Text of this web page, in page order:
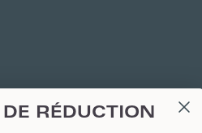
RÉDUCTION